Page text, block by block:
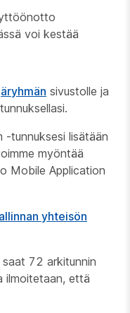
voi kestää
sivustolle ja
-tunnuksesi lisätään
myöntää
Mobile Application
yhteisön
72 arkitunnin
ilmoitetaan, että